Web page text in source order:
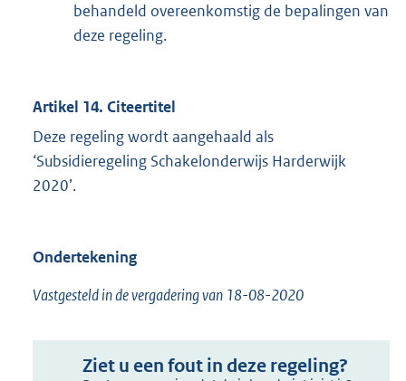
behandeld overeenkomstig de bepalingen van
deze regeling.
Artikel 14. Citeertitel
Deze regeling wordt aangehaald als
‘Subsidieregeling Schakelonderwijs Harderwijk
2020’.
Ondertekening
Vastgesteld in de vergadering van 18-08-2020
Ziet u een fout in deze regeling?